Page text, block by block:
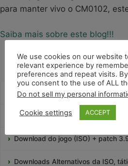
para manter vivo o CM0102,
Saiba mais sobre este blog!!!
Como montar táticas no CM0102?
Como Treinar seu Time!
Download do jogo (ISO) + patch
Downloads Alternativos da ISO,
We use cookies on our website
relevant experience by
preferences and repeat visits.
you consent to the use of ALL
Do not sell my personal
Cookie settings ACCEPT